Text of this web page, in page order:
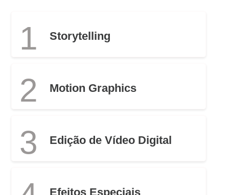
1 Storytelling
2 Motion Graphics
3 Edição de Vídeo Digital
Efeitos Especiais